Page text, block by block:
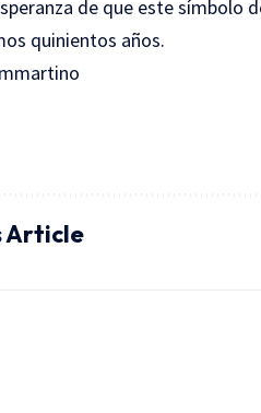
de que este símbolo
quinientos años.
Article